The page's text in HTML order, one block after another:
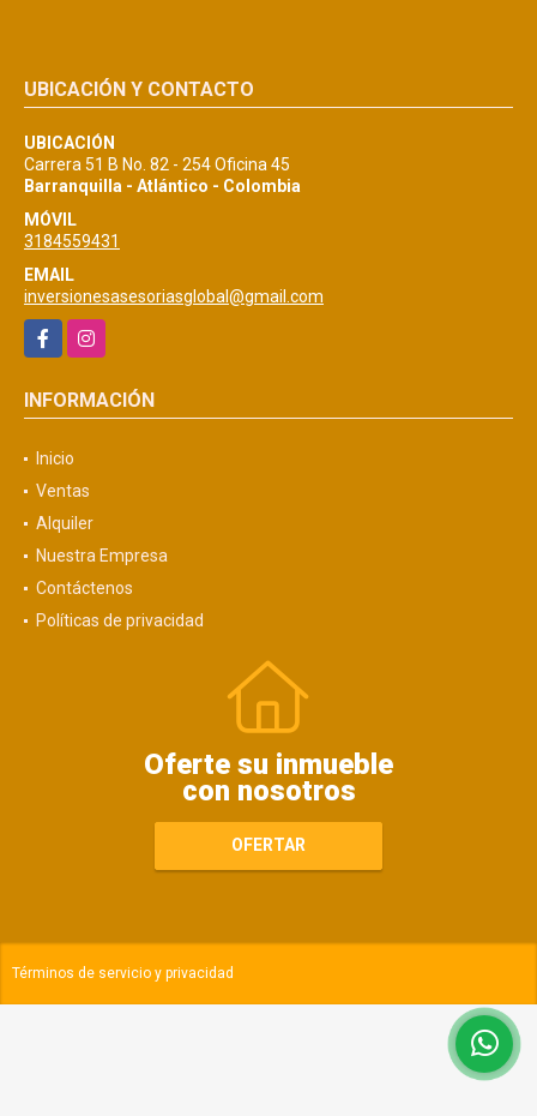
UBICACIÓN Y CONTACTO
UBICACIÓN
Carrera 51 B No. 82 - 254 Oficina 45
Barranquilla - Atlántico - Colombia
MÓVIL
3184559431
EMAIL
inversionesasesoriasglobal@gmail.com
FacebookInstagram
INFORMACIÓN
Inicio
Ventas
Alquiler
Nuestra Empresa
Contáctenos
Políticas de privacidad
Oferte su inmueble
con nosotros
OFERTAR
Términos de servicio y privacidad